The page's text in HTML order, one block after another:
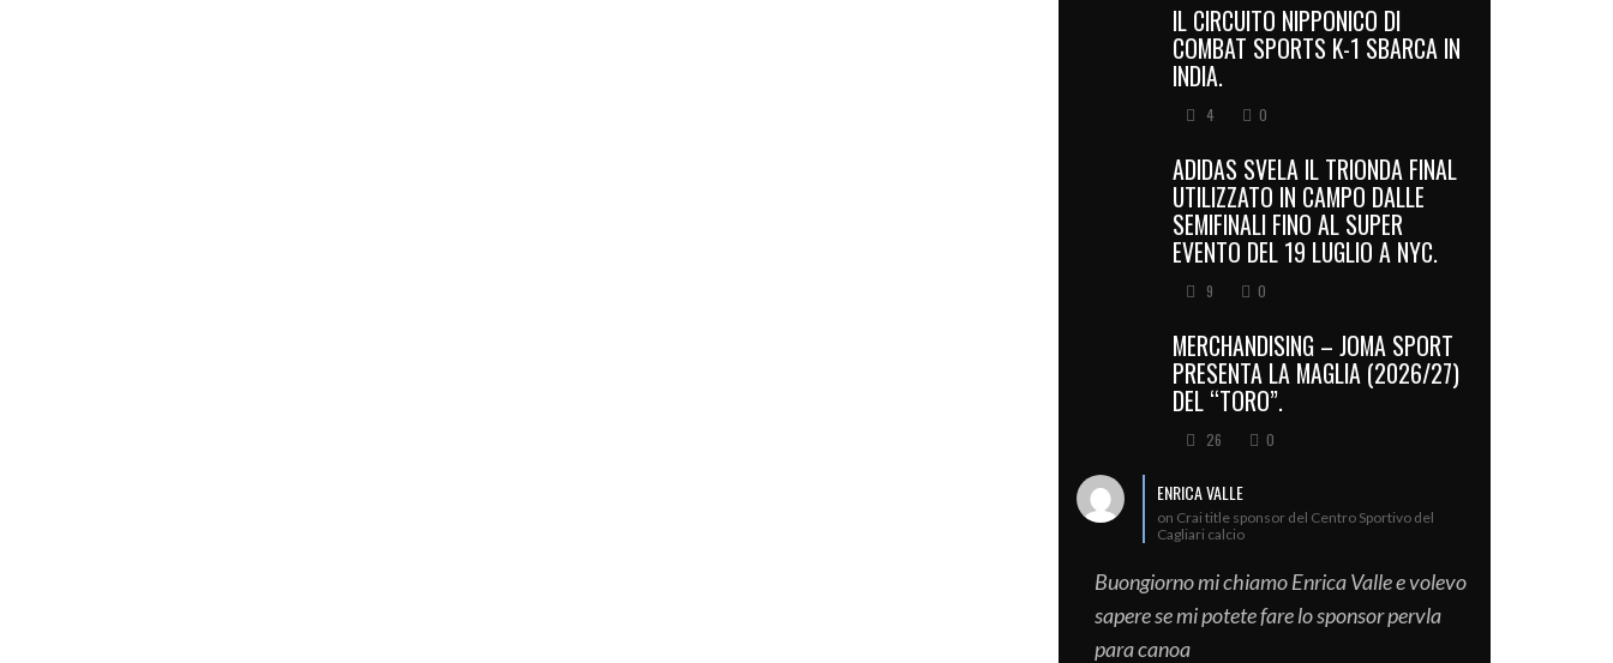
IL CIRCUITO NIPPONICO DI
COMBAT SPORTS K-1 SBARCA IN
INDIA.
4 0
ADIDAS SVELA IL TRIONDA FINAL
UTILIZZATO IN CAMPO DALLE
SEMIFINALI FINO AL SUPER
EVENTO DEL 19 LUGLIO A NYC.
9 0
MERCHANDISING – JOMA SPORT
PRESENTA LA MAGLIA (2026/27)
DEL “TORO”.
26 0
ENRICA VALLE
on Crai title sponsor del Centro Sportivo del
Cagliari calcio
Buongiorno mi chiamo Enrica Valle e volevo
sapere se mi potete fare lo sponsor pervla
para canoa